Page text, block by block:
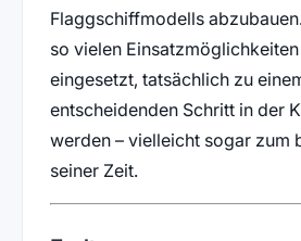
Flaggschiffmodells
so vielen
eingesetzt, tatsächlich zu
entscheidenden Schritt in der
werden – vielleicht sogar zum
seiner Zeit.